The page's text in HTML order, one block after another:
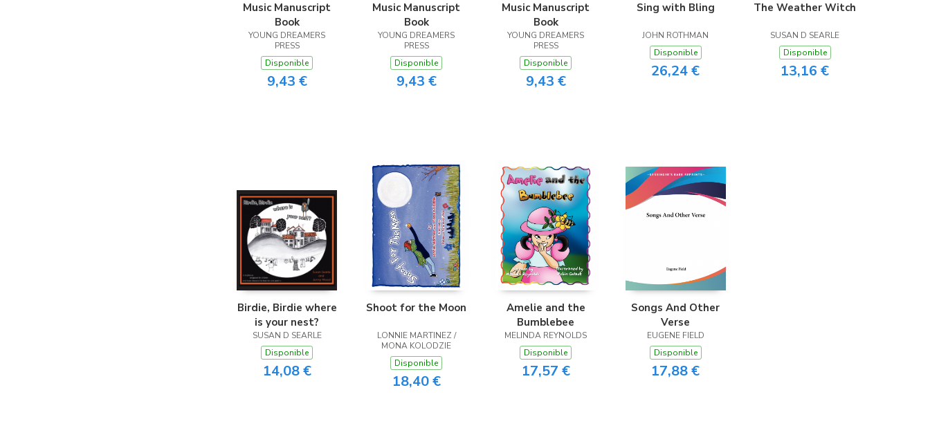
Music Manuscript
Book
YOUNG DREAMERS
PRESS
Disponible
9,43 €
Music Manuscript
Book
YOUNG DREAMERS
PRESS
Disponible
9,43 €
Music Manuscript
Book
YOUNG DREAMERS
PRESS
Disponible
9,43 €
Sing with Bling
JOHN ROTHMAN
Disponible
26,24 €
The Weather Witch
SUSAN D SEARLE
Disponible
13,16 €
Birdie, Birdie where
is your nest?
SUSAN D SEARLE
Disponible
14,08 €
Shoot for the Moon
LONNIE MARTINEZ /
MONA KOLODZIE
Disponible
18,40 €
Amelie and the
Bumblebee
MELINDA REYNOLDS
Disponible
17,57 €
Songs And Other
Verse
EUGENE FIELD
Disponible
17,88 €